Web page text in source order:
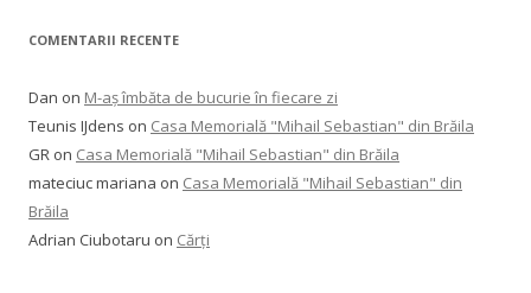
COMENTARII RECENTE
Dan on M-aș îmbăta de bucurie în fiecare zi
Teunis IJdens on Casa Memorială "Mihail Sebastian" din Brăila
GR on Casa Memorială "Mihail Sebastian" din Brăila
mateciuc mariana on Casa Memorială "Mihail Sebastian" din
Brăila
Adrian Ciubotaru on Cărți